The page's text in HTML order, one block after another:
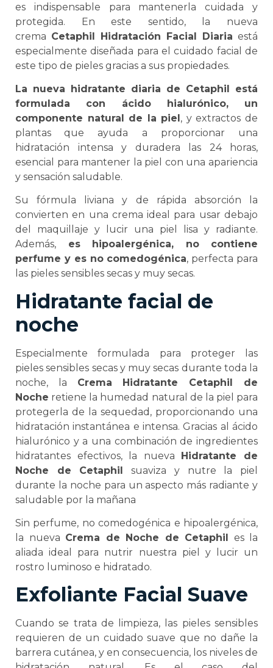
es indispensable para mantenerla cuidada y
protegida. En este sentido, la nueva
crema Cetaphil Hidratación Facial Diaria está
especialmente diseñada para el cuidado facial de
este tipo de pieles gracias a sus propiedades.
La nueva hidratante diaria de Cetaphil está
formulada con ácido hialurónico, un
componente natural de la piel, y extractos de
plantas
que ayuda a proporcionar una
hidratación intensa y duradera las 24 horas,
esencial para mantener la piel con una apariencia
y sensación saludable.
Su fórmula liviana y de rápida absorción la
convierten en una crema ideal para usar debajo
del maquillaje y lucir una piel lisa y radiante.
Además, es hipoalergénica, no contiene
perfume y es no comedogénica, perfecta para
las pieles sensibles secas y muy secas.
Hidratante facial de
noche
Especialmente formulada para proteger las
pieles sensibles secas y muy secas durante toda la
noche, la Crema Hidratante Cetaphil de
Noche retiene la humedad natural de la piel para
protegerla de la sequedad, proporcionando una
hidratación instantánea e intensa. Gracias al ácido
hialurónico y a una combinación de ingredientes
hidratantes efectivos, la nueva Hidratante de
Noche de Cetaphil suaviza y nutre la piel
durante la noche para un aspecto más radiante y
saludable por la mañana
Sin perfume, no comedogénica e hipoalergénica,
la nueva Crema de Noche de Cetaphil es la
aliada ideal para nutrir nuestra piel y lucir un
rostro luminoso e hidratado.
Exfoliante Facial Suave
Cuando se trata de limpieza, las pieles sensibles
requieren de un cuidado suave que no dañe la
barrera cutánea, y en consecuencia, los niveles de